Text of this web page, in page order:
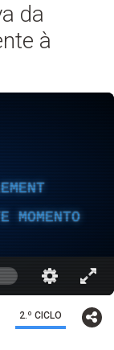
da
à
MOMENTO
2.º CICLO